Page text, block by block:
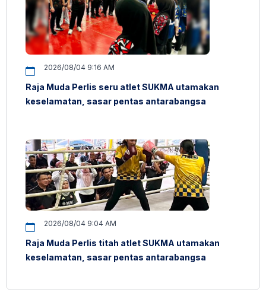
2026/08/04 9:16 AM
Raja Muda Perlis seru atlet SUKMA utamakan
keselamatan, sasar pentas antarabangsa
2026/08/04 9:04 AM
Raja Muda Perlis titah atlet SUKMA utamakan
keselamatan, sasar pentas antarabangsa